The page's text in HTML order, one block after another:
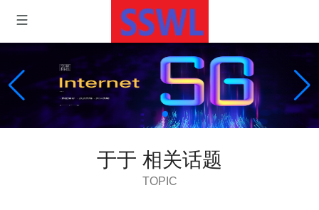
于于 相关话题
TOPIC